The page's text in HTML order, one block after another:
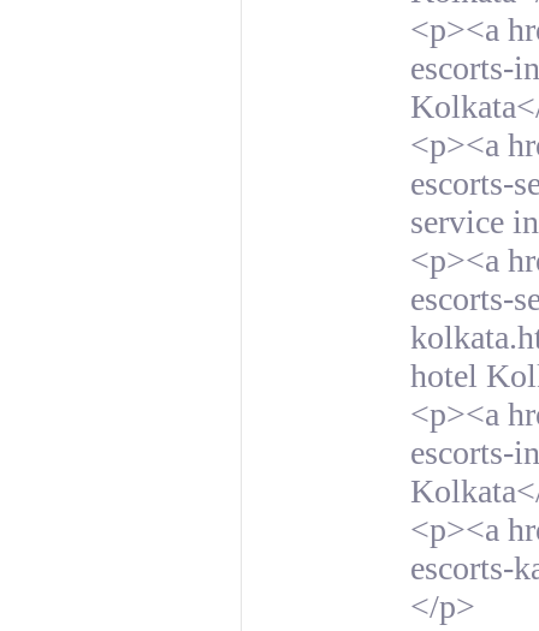
<p><a
escorts-
<p><a
escorts-
service
<p><a
escorts-
hotel
<p><a
escorts-
<p><a
escorts-
</p>